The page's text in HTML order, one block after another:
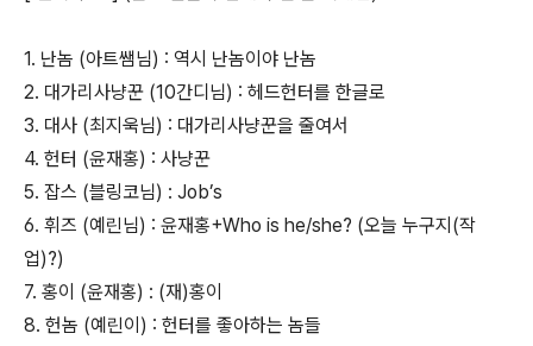
1. 난놈 (아트쌤님) : 역시 난놈이야 난놈
2. 대가리사냥꾼 (10간디님) : 헤드헌터를 한글로
3. 대사 (최지욱님) : 대가리사냥꾼을 줄여서
4. 헌터 (윤재홍) : 사냥꾼
5. 잡스 (블링코님) : Job’s
6. 휘즈 (예린님) : 윤재홍+Who is he/she? (오늘 누구지(작
업)?)
7. 홍이 (윤재홍) : (재)홍이
8. 헌놈 (예린이) : 헌터를 좋아하는 놈들